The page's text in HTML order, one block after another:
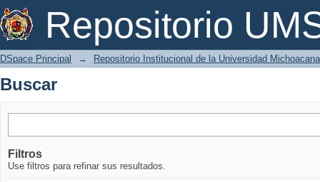
Repositorio
Buscar
DSpace Principal → Repositorio Institucional de la Universidad
Buscar
Filtros
Use filtros para refinar sus resultados.